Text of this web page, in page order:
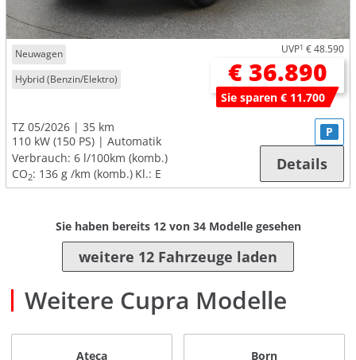
Neuwagen
Hybrid (Benzin/Elektro)
UVP1 € 48.590
€ 36.890
Sie sparen € 11.700
TZ 05/2026
35 km
110 kW (150 PS)
Automatik
Verbrauch: 6 l/100km (komb.)
CO2: 136 g /km (komb.) Kl.: E
P
Details
Sie haben bereits 12von 34Modelle gesehen
weitere 12 Fahrzeuge laden
Weitere Cupra Modelle
Ateca Born